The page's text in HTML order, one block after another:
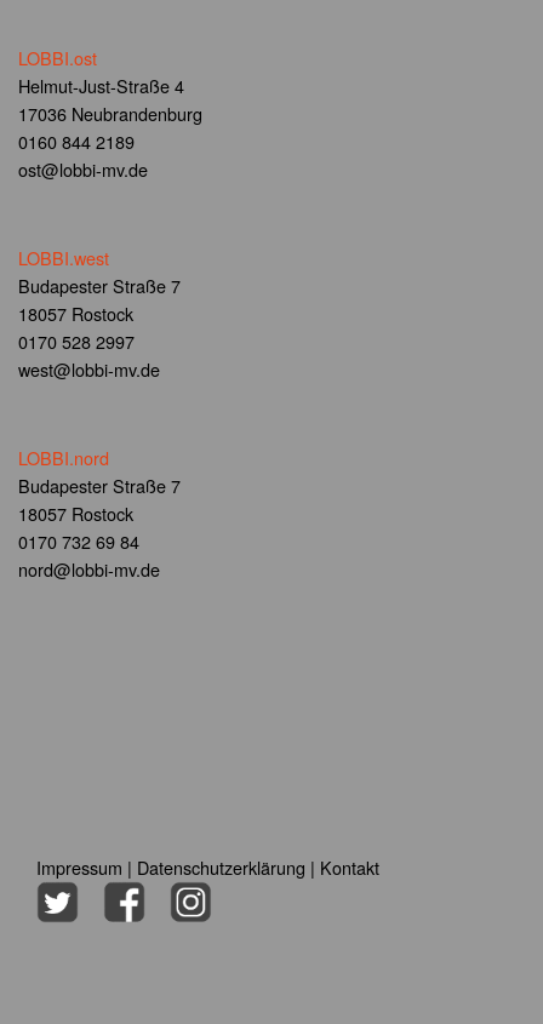
LOBBI.ost
Helmut-Just-Straße 4
17036 Neubrandenburg
0160 844 2189
ost@lobbi-mv.de
LOBBI.west
Budapester Straße 7
18057 Rostock
0170 528 2997
west@lobbi-mv.de
LOBBI.nord
Budapester Straße 7
18057 Rostock
0170 732 69 84
nord@lobbi-mv.de
Impressum | Datenschutzerklärung | Kontakt